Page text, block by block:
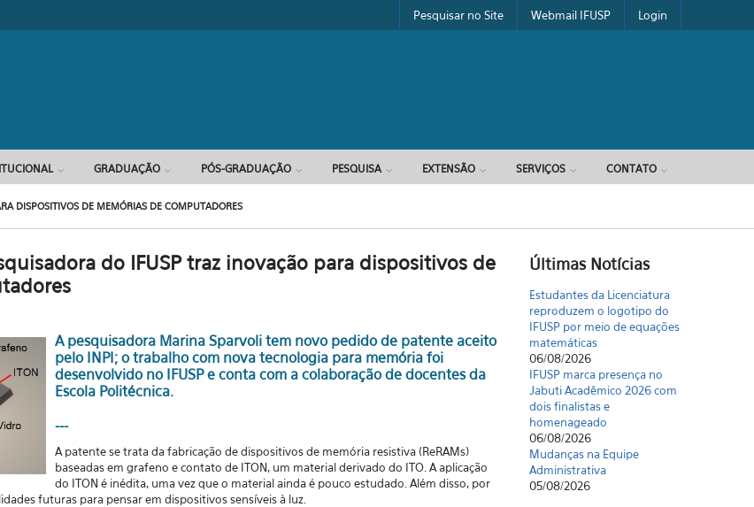
Pesquisar no Site Webmail IFUSP Login
GRADUAÇÃO PÓS-GRADUAÇÃO PESQUISA EXTENSÃO SERVIÇOS CONTATO
DISPOSITIVOS DE MEMÓRIAS DE COMPUTADORES
do IFUSP traz inovação para dispositivos de
A pesquisadora Marina Sparvoli tem novo pedido de patente aceito
pelo INPI; o trabalho com nova tecnologia para memória foi
desenvolvido no IFUSP e conta com a colaboração de docentes da
Escola Politécnica.
---
A patente se trata da fabricação de dispositivos de memória resistiva (ReRAMs)
baseadas em grafeno e contato de ITON, um material derivado do ITO. A aplicação
do ITON é inédita, uma vez que o material ainda é pouco estudado. Além disso, por
futuras para pensar em dispositivos sensíveis à luz.
Últimas Notícias
Estudantes da Licenciatura
reproduzem o logotipo do
IFUSP por meio de equações
matemáticas
06/08/2026
IFUSP marca presença no
Jabuti Acadêmico 2026 com
dois finalistas e
homenageado
06/08/2026
Mudanças na Equipe
Administrativa
05/08/2026